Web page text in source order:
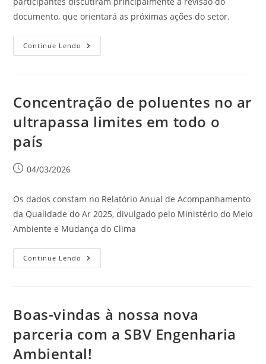
documento, que orientará as próximas ações do setor.
Continue Lendo
Concentração de poluentes no ar
ultrapassa limites em todo o
país
04/03/2026
Os dados constam no Relatório Anual de Acompanhamento
da Qualidade do Ar 2025, divulgado pelo Ministério do Meio
Ambiente e Mudança do Clima
Continue Lendo
Boas-vindas à nossa nova
parceria com a SBV Engenharia
Ambiental!